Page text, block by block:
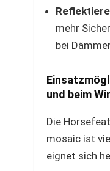
mehr
bei
und beim
Die
mosaic ist
eignet sich